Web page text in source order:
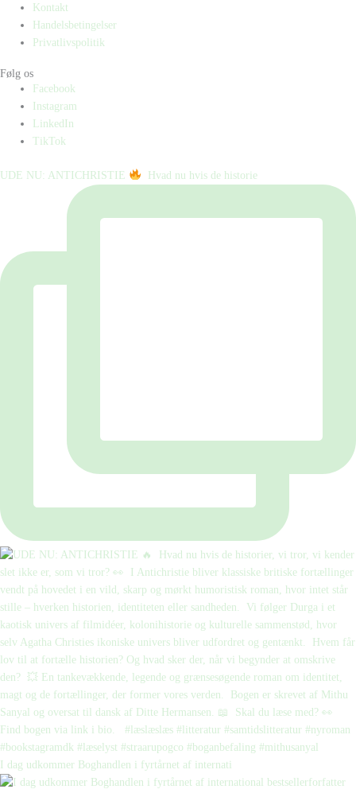
Kontakt
Handelsbetingelser
Privatlivspolitik
Følg os
Facebook
Instagram
LinkedIn
TikTok
UDE NU: ANTICHRISTIE ⁠ ⁠ Hvad nu hvis de historie
I dag udkommer Boghandlen i fyrtårnet af internati